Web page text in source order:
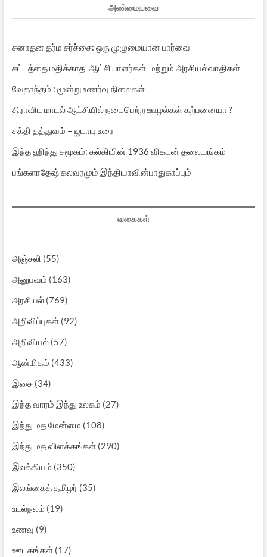
அண்மையவை
சனாதன தர்ம சர்ச்சை: ஒரு முழுமையான பார்வை
சட்டத்தை மதிக்காத ஆட்சியாளர்கள் மற்றும் அரசியல்வாதிகள்
வேதாந்தம் : மூன்று உணர்வு நிலைகள்
திராவிட மாடல் ஆட்சியில் நடைபெற்ற ஊழல்கள் கற்பனையா ?
சக்தி தத்துவம் – ஜடாயு உரை
இந்த ஹிந்து சமூகம்: கல்கியின் 1936 விகடன் தலையங்கம்
பங்களாதேஷ் கலவரமும் இந்தியாவின்பாதுகாப்பும்
வகைகள்
அஞ்சலி (55)
அனுபவம் (163)
அரசியல்(769)
அறிவிப்புகள்(92)
அறிவியல்(57)
ஆன்மிகம் (433)
இசை(34)
இந்த வாரம் இந்து உலகம் (27)
இந்து மத மேன்மை (108)
இந்து மத விளக்கங்கள்(290)
இலக்கியம் (350)
இலங்கைத் தமிழர் (35)
உடல்நலம் (19)
உணவு (9)
ஊடகங்கள்(17)